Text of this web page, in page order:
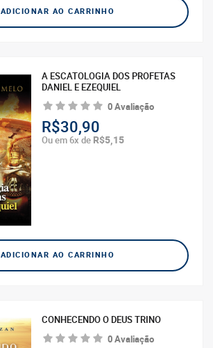
ADICIONAR AO CARRINHO
A ESCATOLOGIA DOS PROFETAS
DANIEL E EZEQUIEL
0 Avaliação
R$30,90
Ou em 6x de R$5,15
ADICIONAR AO CARRINHO
CONHECENDO O DEUS TRINO
0 Avaliação